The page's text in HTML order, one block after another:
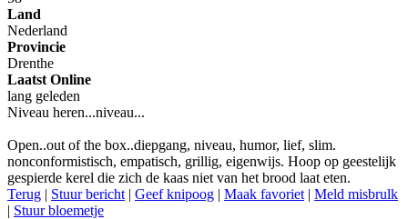
Land
Nederland
Provincie
Drenthe
Laatst Online
lang geleden
Niveau heren...niveau...
Open..out of the box..diepgang, niveau, humor, lief, slim.
nonconformistisch, empatisch, grillig, eigenwijs. Hoop op geestelijk
gespierde kerel die zich de kaas niet van het brood laat eten.
Terug | Stuur bericht | Geef knipoog | Maak favoriet | Meld misbrulk
| Stuur bloemetje